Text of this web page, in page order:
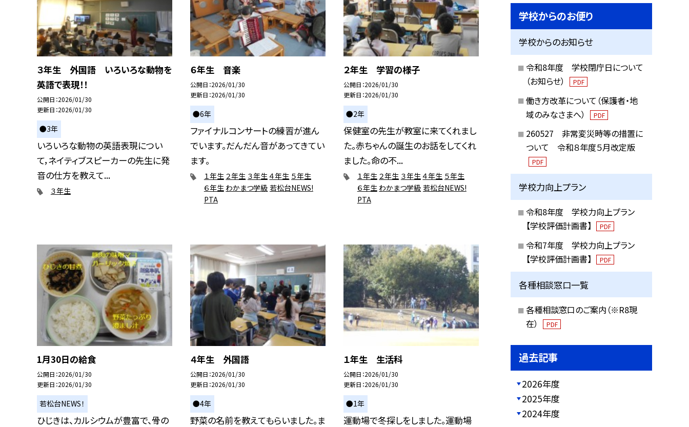
３年生 外国語 いろいろな動物を
英語で表現！！
公開日 2026/01/30
更新日 2026/01/30
●3年
いろいろな動物の英語表現につい
て，ネイティブスピーカーの先生に発
音の仕方を教えて...
３年生
６年生 音楽
公開日 2026/01/30
更新日 2026/01/30
●6年
ファイナルコンサートの練習が進ん
でいます。だんだん音があってきてい
ます。
１年生 ２年生 ３年生４年生 ５年生
６年生 わかまつ学級 若松台NEWS!
PTA
２年生 学習の様子
公開日 2026/01/30
更新日 2026/01/30
●2年
保健室の先生が教室に来てくれまし
た。赤ちゃんの誕生のお話をしてくれ
ました。命の不...
１年生 ２年生 ３年生４年生 ５年生
６年生 わかまつ学級 若松台NEWS!
PTA
1月30日の給食
公開日 2026/01/30
更新日 2026/01/30
若松台NEWS！
ひじきは、カルシウムが豊富で、骨の
４年生 外国語
公開日 2026/01/30
更新日 2026/01/30
●4年
野菜の名前を教えてもらいました。ま
１年生 生活科
公開日 2026/01/30
更新日 2026/01/30
●1年
運動場で冬探しをしました。運動場
学校からのお便り
学校からのお知らせ
令和8年度 学校閉庁日について
（お知らせ）
PDF
働き方改革について（保護者・地
域のみなさまへ）
PDF
260527 非常変災時等の措置に
ついて 令和８年度５月改定版
PDF
学校力向上プラン
令和8年度 学校力向上プラン
【学校評価計画書】
PDF
令和7年度 学校力向上プラン
【学校評価計画書】
PDF
各種相談窓口一覧
各種相談窓口のご案内（※R8現
在）
PDF
過去記事
2026年度
2025年度
2024年度